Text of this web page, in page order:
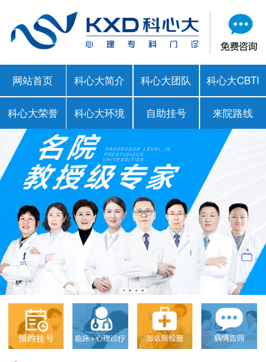
网站首页 科心大简介 科心大团队 科心大CBTI
科心大荣誉 科心大环境 自助挂号 来院路线